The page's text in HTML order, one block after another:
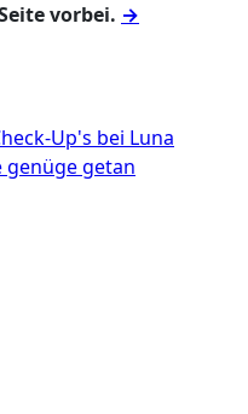
vorbei. →
Up's bei Luna
getan